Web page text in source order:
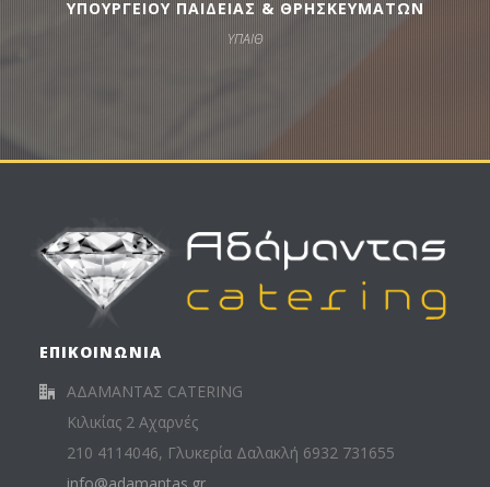
ΥΠΟΥΡΓΕΙΟΥ ΠΑΙΔΕΙΑΣ & ΘΡΗΣΚΕΥΜΑΤΩΝ
ΥΠΑΙΘ
ΕΠΙΚΟΙΝΩΝΙΑ
ΑΔΑΜΑΝΤΑΣ CATERING
Κιλικίας 2 Αχαρνές
210 4114046, Γλυκερία Δαλακλή 6932 731655